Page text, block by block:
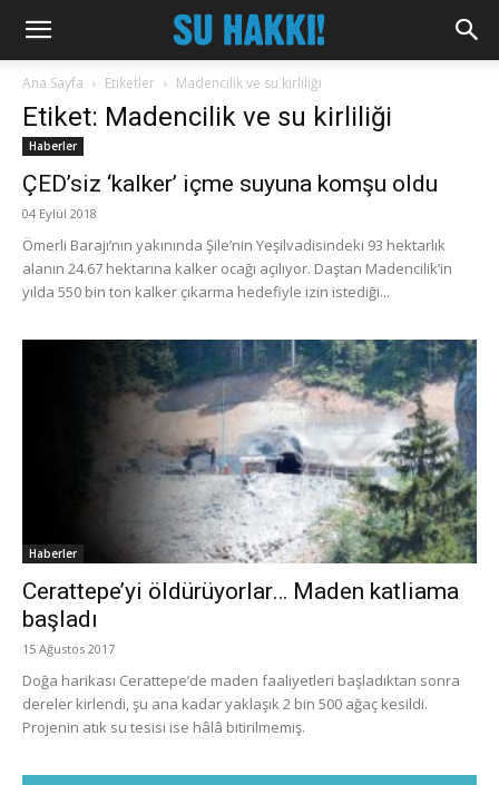
Ana Sayfa Etiketler Madencilik ve su kirliliği
Etiket: Madencilik ve su kirliliği
Haberler
ÇED’siz ‘kalker’ içme suyuna komşu oldu
04 Eylül 2018
Ömerli Barajı’nın yakınında Şile’nin Yeşilvadisindeki 93 hektarlık
alanın 24.67 hektarına kalker ocağı açılıyor. Daştan Madencilik’in
yılda 550 bin ton kalker çıkarma hedefiyle izin istediği...
Haberler
Cerattepe’yi öldürüyorlar… Maden katliama
başladı
15 Ağustos 2017
Doğa harikası Cerattepe’de maden faaliyetleri başladıktan sonra
dereler kirlendi, şu ana kadar yaklaşık 2 bin 500 ağaç kesildi.
Projenin atık su tesisi ise hâlâ bitirilmemiş.